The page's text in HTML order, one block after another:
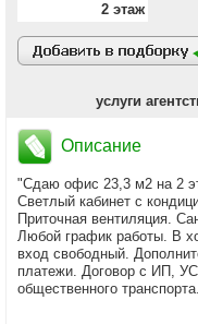
2 этаж
услуги
Описание
"Сдаю офис 23,3 м2 на 2
Светлый кабинет с
Приточная вентиляция.
Любой график работы. В
вход свободный.
платежи. Договор с ИП,
общественного